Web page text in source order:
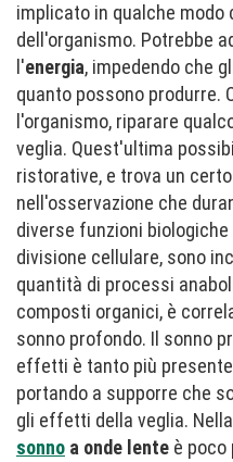
implicato in qualche modo
dell'organismo. Potrebbe
l'energia, impedendo che
quanto possono produrre.
l'organismo, riparare
veglia. Quest'ultima
ristorative, e trova un
nell'osservazione che
diverse funzioni
divisione cellulare, sono
quantità di processi
composti organici, è
sonno profondo. Il sonno
effetti è tanto più
portando a supporre che
gli effetti della veglia.
sonno a onde lente è poco